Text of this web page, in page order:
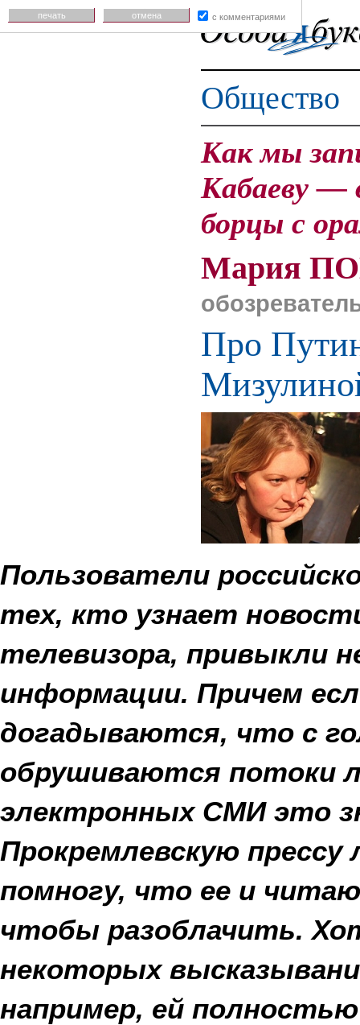
Общество
Как мы
Кабаеву —
борцы с
Мария
Про
Пользователи
тех, кто узнает
телевизора, привыкли
информации. Причем
догадываются, что с
обрушиваются потоки
электронных СМИ это
Прокремлевскую прессу
помногу, что ее и
чтобы разоблачить.
некоторых
например, ей
печать отмена с комментариями